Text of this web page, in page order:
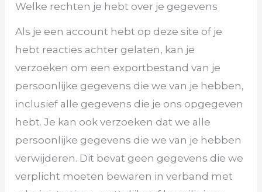
Welke rechten je hebt over je gegevens
Als je een account hebt op deze site of je
hebt reacties achter gelaten, kan je
verzoeken om een exportbestand van je
persoonlijke gegevens die we van je hebben,
inclusief alle gegevens die je ons opgegeven
hebt. Je kan ook verzoeken dat we alle
persoonlijke gegevens die we van je hebben
verwijderen. Dit bevat geen gegevens die we
verplicht moeten bewaren in verband met